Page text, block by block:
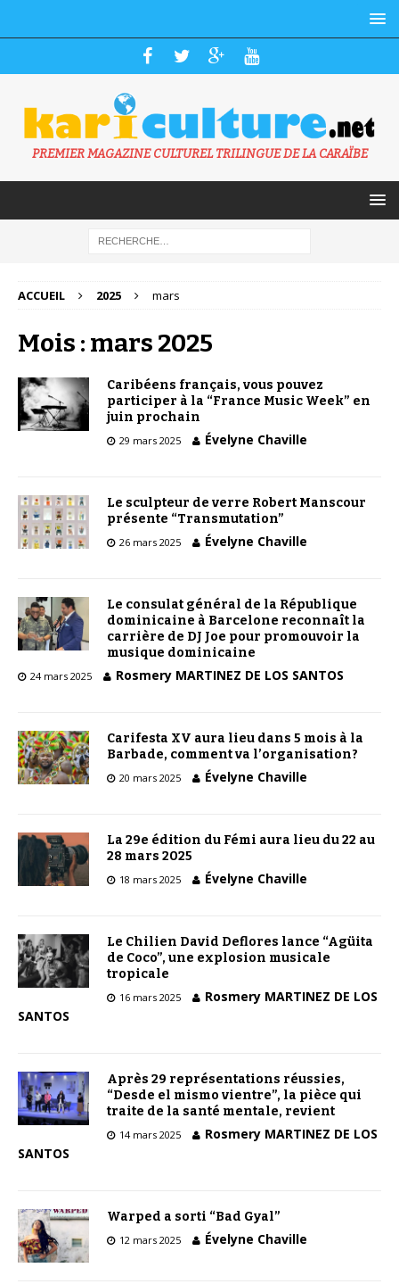
PREMIER MAGAZINE CULTUREL TRILINGUE DE LA CARAÏBE
ACCUEIL 2025 mars
Mois : mars 2025
Caribéens français, vous pouvez
participer à la “France Music Week” en
juin prochain
29 mars 2025 Évelyne Chaville
Le sculpteur de verre Robert Manscour
présente “Transmutation”
26 mars 2025 Évelyne Chaville
Le consulat général de la République
dominicaine à Barcelone reconnaît la
carrière de DJ Joe pour promouvoir la
musique dominicaine
24 mars 2025 Rosmery MARTINEZ DE LOS SANTOS
Carifesta XV aura lieu dans 5 mois à la
Barbade, comment va l’organisation?
20 mars 2025 Évelyne Chaville
La 29e édition du Fémi aura lieu du 22 au
28 mars 2025
18 mars 2025 Évelyne Chaville
Le Chilien David Deflores lance “Agüita
de Coco”, une explosion musicale
tropicale
16 mars 2025
Rosmery MARTINEZ DE LOS
SANTOS
Après 29 représentations réussies,
“Desde el mismo vientre”, la pièce qui
traite de la santé mentale, revient
14 mars 2025
Rosmery MARTINEZ DE LOS
SANTOS
Warped a sorti “Bad Gyal”
12 mars 2025 Évelyne Chaville